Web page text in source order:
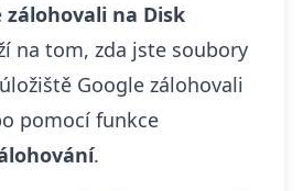
zálohovali na Disk
na tom, zda jste soubory
Google zálohovali
pomocí funkce
.